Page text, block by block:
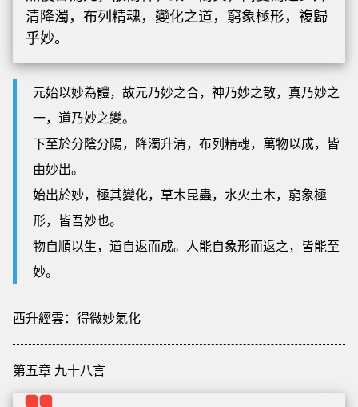
清降濁，布列精魂，變化之道，窮象極形，複歸
乎妙。
元始以妙為體，故元乃妙之合，神乃妙之散，真乃妙之
一，道乃妙之變。
下至於分陰分陽，降濁升清，布列精魂，萬物以成，皆
由妙出。
始出於妙，極其變化，草木昆蟲，水火土木，窮象極
形，皆吾妙也。
物自順以生，道自返而成。人能自象形而返之，皆能至
妙。
西升經雲：得微妙氣化
第五章 九十八言